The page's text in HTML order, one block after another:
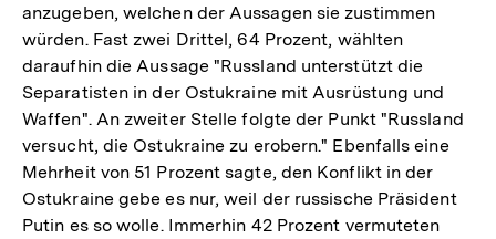
anzugeben, welchen der Aussagen sie zustimmen
würden. Fast zwei Drittel, 64 Prozent, wählten
daraufhin die Aussage "Russland unterstützt die
Separatisten in der Ostukraine mit Ausrüstung und
Waffen". An zweiter Stelle folgte der Punkt "Russland
versucht, die Ostukraine zu erobern." Ebenfalls eine
Mehrheit von 51 Prozent sagte, den Konflikt in der
Ostukraine gebe es nur, weil der russische Präsident
Putin es so wolle. Immerhin 42 Prozent vermuteten